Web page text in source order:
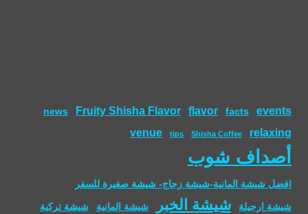
events
facts
flavor
Fruity Shisha Flavor
news
relaxing
Shisha Coffee
tips
venue
أصداف شوب
افضل شيشة المانية-شيشة زجاج- شيشة صغيرة للسفر
شيشة ارجيلة شيشة الخبر شيشة المانية شيشة تركية